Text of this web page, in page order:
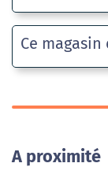
Ce
A proximité